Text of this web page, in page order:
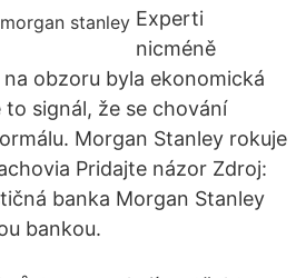
Experti
nicméně
obzoru byla ekonomická
to signál, že se chování
Morgan Stanley rokuje
Pridajte názor Zdroj:
banka Morgan Stanley
bankou.